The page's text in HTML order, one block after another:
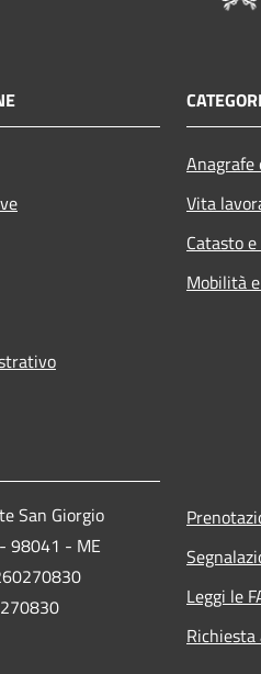
Vita
Catasto
Mobilità
San Giorgio
98041 - ME
Leggi le